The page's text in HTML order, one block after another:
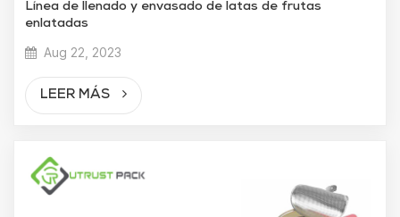
Línea de llenado y envasado de latas de frutas
enlatadas
Aug 22, 2023
LEER MÁS